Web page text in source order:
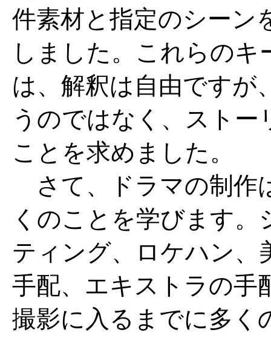
件素材と指定のシーン
しました。これらの
は、解釈は自由ですが
うのではなく、スト
ことを求めました。
さて、ドラマの制作
くのことを学びます
ティング、ロケハン、
手配、エキストラの手
撮影に入るまでに多く